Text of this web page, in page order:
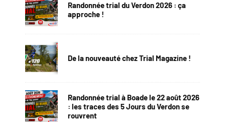
Randonnée trial du Verdon 2026 : ça
approche !
De la nouveauté chez Trial Magazine !
Randonnée trial à Boade le 22 août 2026
: les traces des 5 Jours du Verdon se
rouvrent